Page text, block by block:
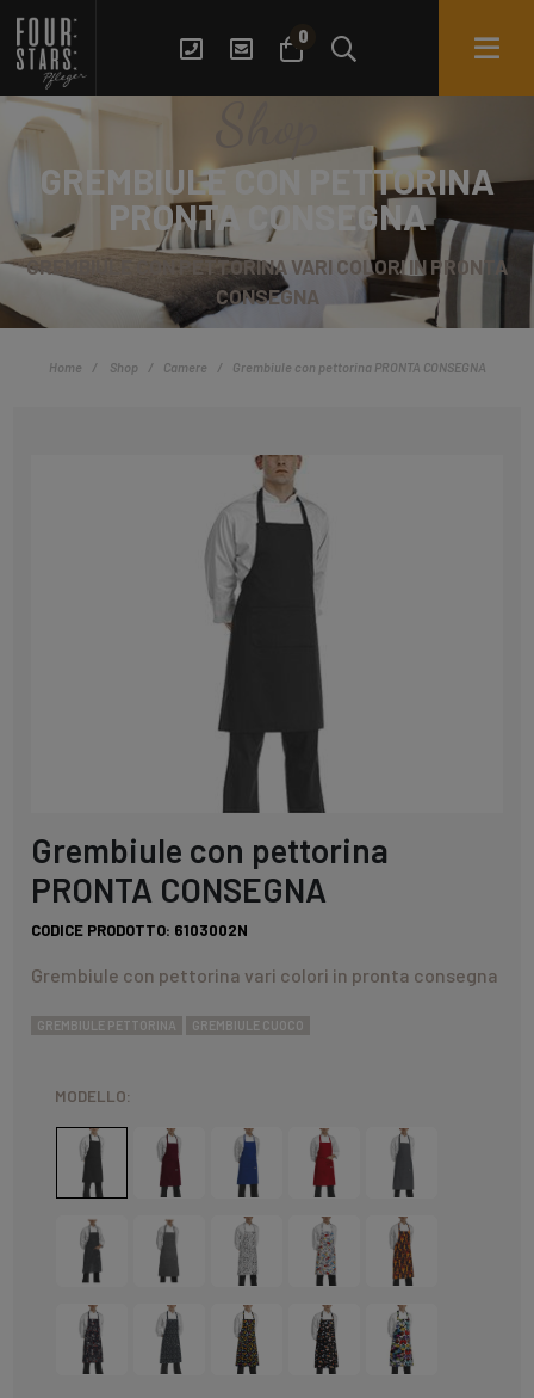
0
GREMBIULE CON PETTORINA
PRONTA CONSEGNA
GREMBIULE CON PETTORINA VARI COLORI IN PRONTA
CONSEGNA
Home Shop Camere Grembiule con pettorina PRONTA CONSEGNA
Grembiule con pettorina
PRONTA CONSEGNA
CODICE PRODOTTO: 6103002N
Grembiule con pettorina vari colori in pronta consegna
GREMBIULE PETTORINA GREMBIULE CUOCO
MODELLO: